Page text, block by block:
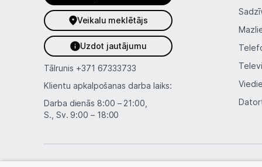
Veikalu meklētājs
Uzdot jautājumu
Tālrunis +371 67333733
Klientu apkalpošanas darba laiks:
Darba dienās 8:00 – 21:00,
S., Sv. 9:00 – 18:00